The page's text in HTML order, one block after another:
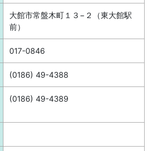
大館市常盤木町１３−２（東大館駅
前）
017-0846
(0186) 49-4388
(0186) 49-4389